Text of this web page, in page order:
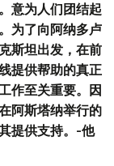
意为人们团结起
为了向阿纳多卢
斯坦出发，在前
提供帮助的真正
作至关重要。因
阿斯塔纳举行的
提供支持。-他